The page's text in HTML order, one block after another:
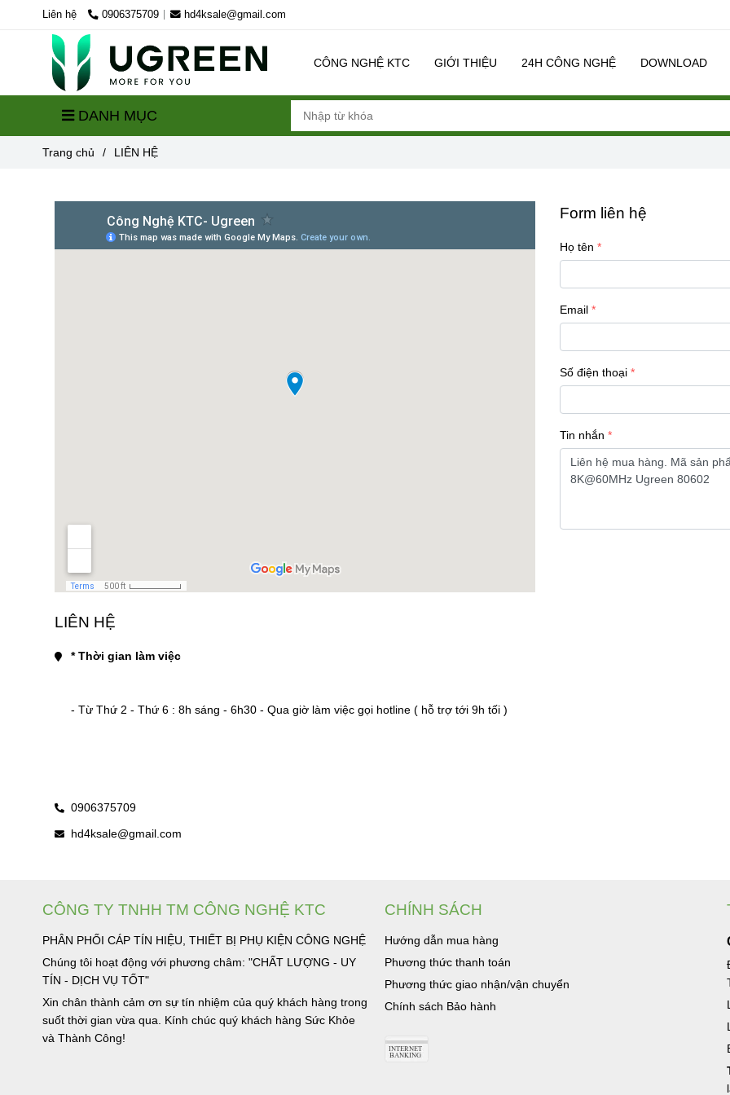
Liên hệ 0906375709 hd4ksale@gmail.com
CÔNG NGHỆ KTC GIỚI THIỆU 24H CÔNG NGHỆ DOWNLOAD
DANH MỤC
Trang chủ / LIÊN HỆ
LIÊN HỆ
* Thời gian làm việc
- Từ Thứ 2 - Thứ 6 : 8h sáng - 6h30 - Qua giờ làm việc gọi hotline ( hỗ trợ tới 9h tối )
0906375709
hd4ksale@gmail.com
Form liên hệ
Họ tên
Email
Số điện thoại
Tin nhắn
CÔNG TY TNHH TM CÔNG NGHỆ KTC
PHÂN PHỐI CÁP TÍN HIỆU, THIẾT BỊ PHỤ KIỆN CÔNG NGHỆ
Chúng tôi hoạt động với phương châm: "CHẤT LƯỢNG - UY
TÍN - DỊCH VỤ TỐT"
Xin chân thành cảm ơn sự tín nhiệm của quý khách hàng trong
suốt thời gian vừa qua. Kính chúc quý khách hàng Sức Khỏe
và Thành Công!
CHÍNH SÁCH
Hướng dẫn mua hàng
Phương thức thanh toán
Phương thức giao nhận/vận chuyển
Chính sách Bảo hành